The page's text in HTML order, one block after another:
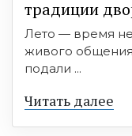
традиции
Лето — время не
живого
подали ...
Читать далее